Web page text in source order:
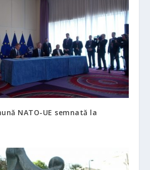
NATO-UE semnată la